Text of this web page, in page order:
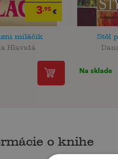
3,95 €
miláčik
Hlavatá
Stôl
Na sklade
o knihe